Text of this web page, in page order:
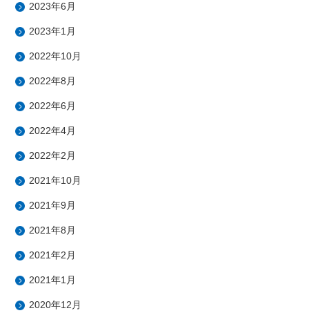
2023年6月
2023年1月
2022年10月
2022年8月
2022年6月
2022年4月
2022年2月
2021年10月
2021年9月
2021年8月
2021年2月
2021年1月
2020年12月